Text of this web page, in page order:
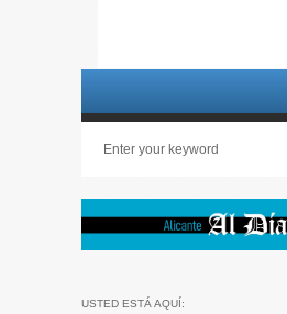
USTED ESTÁ AQUÍ: